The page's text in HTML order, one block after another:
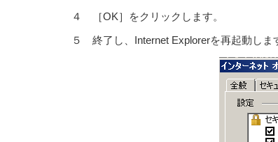
４ ［OK］をクリックします。
５ 終了し、Internet Explorerを再起動しま